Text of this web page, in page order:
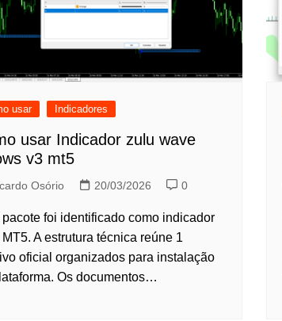
usar Indicadores
usar Indicador zulu wave
v3 mt5
Osório 20/03/2026 0
pacote foi identificado como indicador
MT5. A estrutura técnica reúne 1
oficial organizados para instalação
Os documentos…